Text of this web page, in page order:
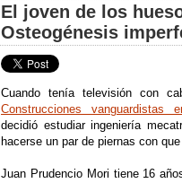
El joven de los
Osteogénesis
Cuando tenía televisión con
Construcciones vanguardistas
decidió estudiar ingeniería
hacerse un par de piernas con
Juan Prudencio Mori tiene 16